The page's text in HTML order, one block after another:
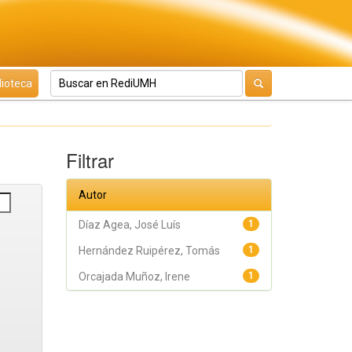
Filtrar
Autor
1
Díaz Agea, José Luís
1
Hernández Ruipérez, Tomás
1
Orcajada Muñoz, Irene